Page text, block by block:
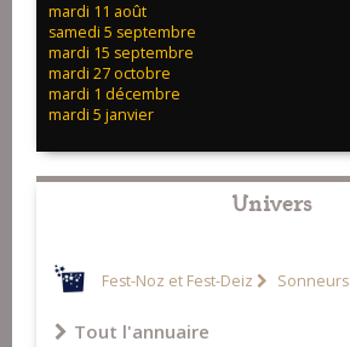
mardi 11 août
samedi 5 septembre
mardi 15 septembre
mardi 27 octobre
mardi 1 décembre
mardi 5 janvier
Univers
Fest-Noz et Fest-Deiz Sonneurs
Tout l'annuaire